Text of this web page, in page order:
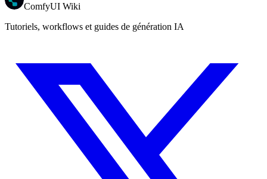
ComfyUI Wiki
Tutoriels, workflows et guides de génération IA